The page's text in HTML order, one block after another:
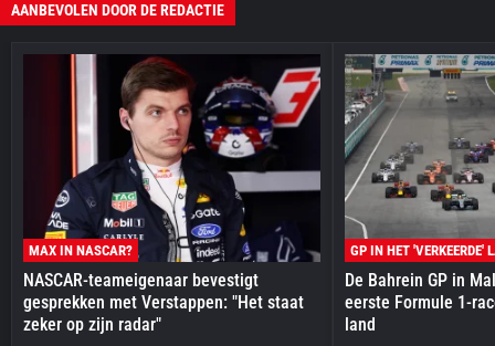
AANBEVOLEN DOOR DE REDACTIE
MAX IN NASCAR?
NASCAR-teameigenaar bevestigt
gesprekken met Verstappen: "Het staat
zeker op zijn radar"
GP IN HET 'VERKEERDE'
De Bahrein GP in
eerste Formule 1-
land